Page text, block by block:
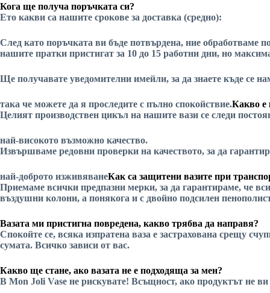
Кога ще получа поръчката си?
Ето какви са нашите срокове за доставка (средно):
След като поръчката ви бъде потвърдена, ние обработваме
нашите пратки пристигат за 10 до 15 работни дни, но
Ще получавате уведомителни имейли, за да знаете къде се
така че можете да я проследите с пълно спокойствие.Какво е
Целият производствен цикъл на нашите вази се следи
най-високото възможно качество.
Извършваме редовни проверки на качеството, за да
най-доброто изживяванеКак са защитени вазите при
Приемаме всички предпазни мерки, за да гарантираме, че
въздушни колони, а понякога и с двойно подсилен
Вазата ми пристигна повредена, какво трябва да направя?
Спокойте се, всяка изпратена ваза е застрахована срещу
сумата. Всичко зависи от вас.
Какво ще стане, ако вазата не е подходяща за мен?
В Mon Joli Vase не рискувате! Всъщност, ако продуктът не ви